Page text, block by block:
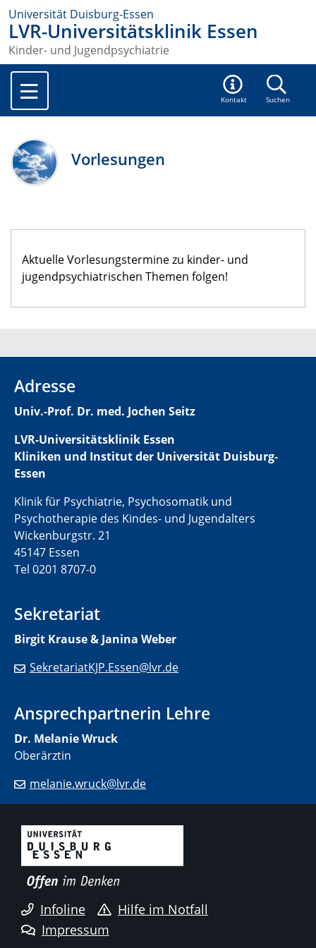
Universität Duisburg-Essen
LVR-Universitätsklinik Essen
Kinder- und Jugendpsychiatrie
Kontakt Suchen
Vorlesungen
Aktuelle Vorlesungstermine zu kinder- und
jugendpsychiatrischen Themen folgen!
Adresse
Univ.-Prof. Dr. med. Jochen Seitz
LVR-Universitätsklinik Essen
Kliniken und Institut der Universität Duisburg-
Essen
Klinik für Psychiatrie, Psychosomatik und
Psychotherapie des Kindes- und Jugendalters
Wickenburgstr. 21
45147 Essen
Tel 0201 8707-0
Sekretariat
Birgit Krause & Janina Weber
SekretariatKJP.Essen@lvr.de
Ansprechpartnerin Lehre
Dr. Melanie Wruck
Oberärztin
melanie.wruck@lvr.de
Infoline
Hilfe im Notfall
Impressum